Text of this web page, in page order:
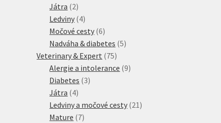
Játra 22
produkty
Ledviny 44
produkty
Močové cesty 66
produktů
Nadváha & diabetes 55
Veterinary & Expert 7575
produktů
Alergie a intolerance 99
Diabetes 33
Játra 44
produkty
Ledviny a močové cesty 21 21
Mature 77